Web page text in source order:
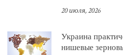
20 июля, 2026
Украина
нишевые